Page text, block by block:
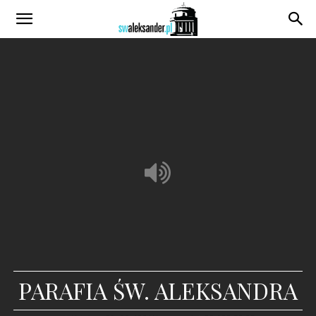
PARAFIA ŚW. ALEKSANDRA